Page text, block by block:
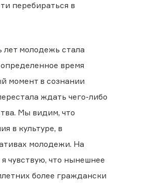
перебираться в
лет молодежь стала
время
момент в сознании
ждать чего-либо
Мы видим, что
в культуре, в
молодежи. На
чувствую, что нынешнее
более граждански